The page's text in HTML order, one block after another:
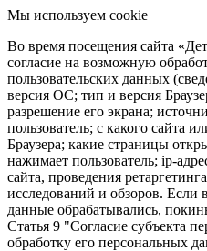
Мы используем cookie
Во время посещения сайта
согласие на возможную
пользовательских данных
версия ОС; тип и версия
разрешение его экрана;
пользователь; с какого сайта
Браузера; какие страницы
нажимает пользователь; ip-
сайта, проведения
исследований и обзоров. Если
данные обрабатывались,
Статья 9 "Согласие субъекта
обработку его персональных